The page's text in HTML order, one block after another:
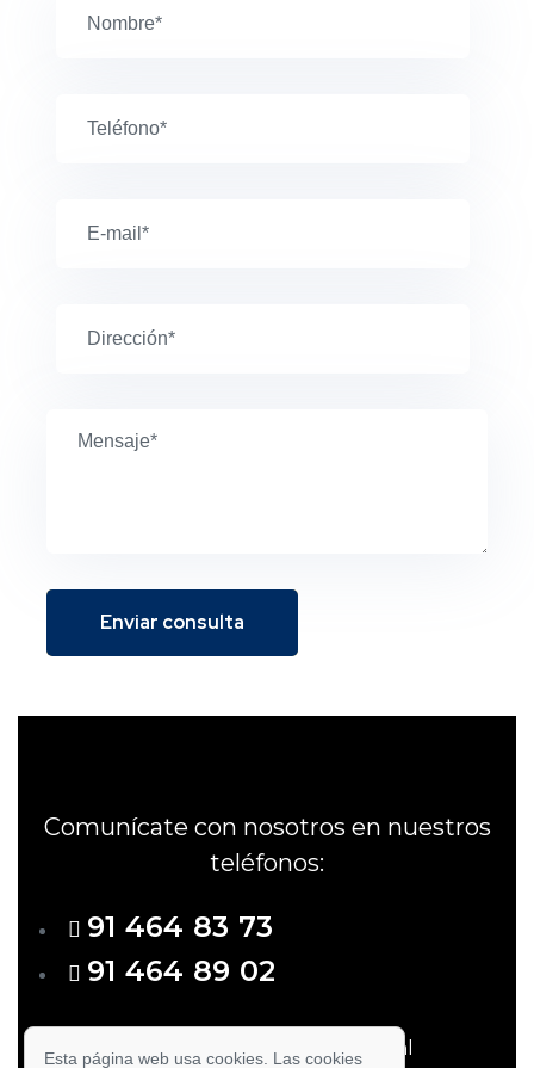
Enviar consulta
Comunícate con nosotros en nuestros
teléfonos:
91 464 83 73
91 464 89 02
Paseo de Extremadura 256, Local
Esta página web usa cookies. Las cookies